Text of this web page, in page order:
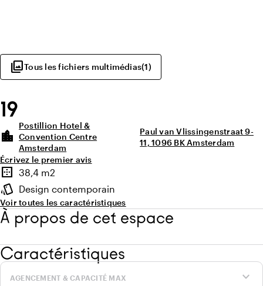
photo_libraryTous les fichiers multimédias(1)
19
location_city
Postillion Hotel &
Convention Centre
Amsterdam
Paul van Vlissingenstraat 9-
11, 1096 BK Amsterdam
Écrivez le premier avis
Points forts
border_outer
Superficie
38,4 m2
style
Ambiance
Design contemporain
Voir toutes les caractéristiques
À propos de cet espace
Caractéristiques
expand_more
AGENCEMENT & CAPACITÉ MAX